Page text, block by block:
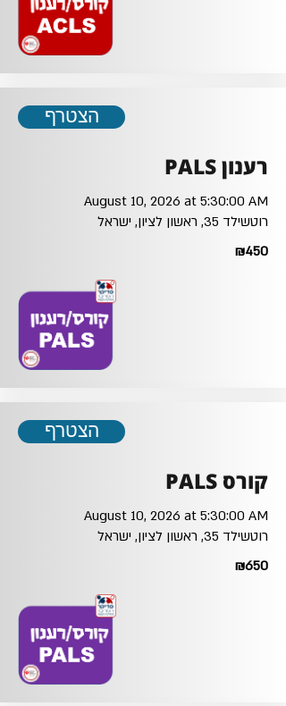
הצטרף
רענון PALS
August 10, 2026 at 5:30:00 AM
רוטשילד 35, ראשון לציון, ישראל
₪450
הצטרף
קורס PALS
August 10, 2026 at 5:30:00 AM
רוטשילד 35, ראשון לציון, ישראל
₪650